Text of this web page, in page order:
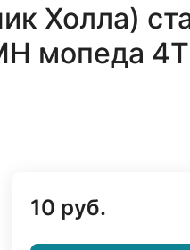
Холла)
мопеда
10 руб.